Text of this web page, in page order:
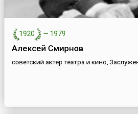
1920 — 1979
Алексей Смирнов
советский актер театра и кино,